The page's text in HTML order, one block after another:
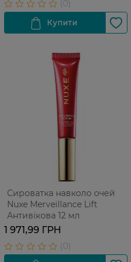
Сироватка навколо очей
Nuxe Merveillance Lift
Антивікова 12 мл
1 971,99 ГРН